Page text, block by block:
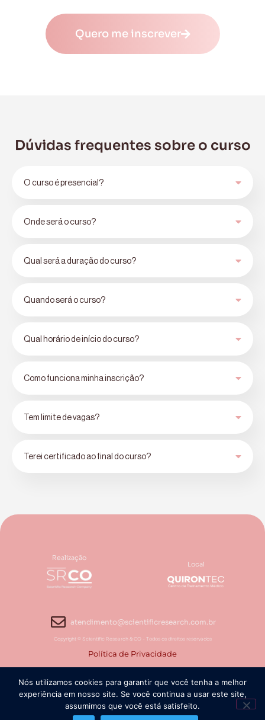
Quero me inscrever
Dúvidas frequentes sobre o curso
O curso é presencial?
Onde será o curso?
Qual será a duração do curso?
Quando será o curso?
Qual horário de início do curso?
Como funciona minha inscrição?
Tem limite de vagas?
Terei certificado ao final do curso?
Realização
Local
atendimento@scientificresearch.com.br
Copyright ©️ Scientific Research & CO - Todos os direitos reservados
Política de Privacidade
Nós utilizamos cookies para garantir que você tenha a melhor
experiência em nosso site. Se você continua a usar este site,
assumimos que você está satisfeito.